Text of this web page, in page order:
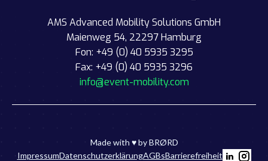
AMS Advanced Mobility Solutions GmbH
Maienweg 54, 22297 Hamburg
Fon: +49 (0) 40 5935 3295
Fax: +49 (0) 40 5935 3296
info@event-mobility.com
ImpressumDatenschutzerklärungAGBsBarrierefreiheit
Made with ♥ byBRØRD